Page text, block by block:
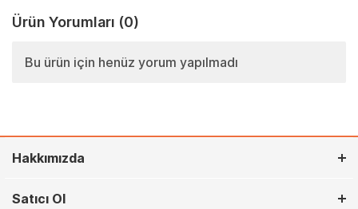
Ürün Yorumları (0)
Bu ürün için henüz yorum yapılmadı
Hakkımızda
Satıcı Ol